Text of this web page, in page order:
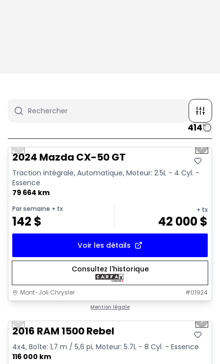
414
1/4
Previous slide Next
2024 Mazda CX-50 GT
Traction intégrale, Automatique, Moteur: 2.5L - 4 Cyl. -
Essence
79 664 km
Par semaine + tx
142 $
+ tx
42 000$
Voir les détails
Consultez l'historique
Mont-Joli Chrysler #U1924
Mention légale
Previous slide Next
2016 RAM 1500 Rebel
4x4, Boîte: 1,7 m / 5,6 pi, Moteur: 5.7L - 8 Cyl. - Essence
116 000 km